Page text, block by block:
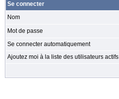
Se connecter
Nom
Mot de passe
Se connecter automatiquement
Ajoutez moi à la liste des utilisateurs actifs